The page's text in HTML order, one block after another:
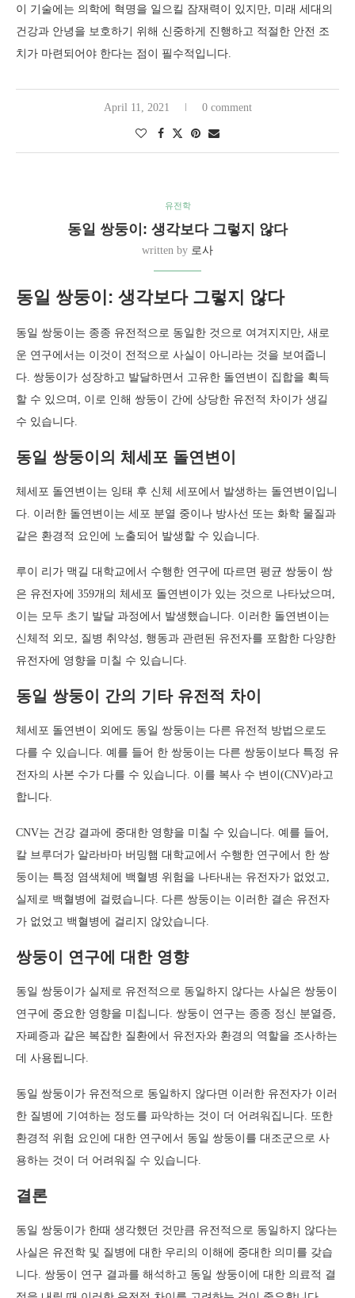
이 기술에는 의학에 혁명을 일으킬 잠재력이 있지만, 미래 세대의
건강과 안녕을 보호하기 위해 신중하게 진행하고 적절한 안전 조
치가 마련되어야 한다는 점이 필수적입니다.
April 11, 2021 0 comment
유전학
동일 쌍둥이: 생각보다 그렇지 않다
written by 로사
동일 쌍둥이: 생각보다 그렇지 않다
동일 쌍둥이는 종종 유전적으로 동일한 것으로 여겨지지만, 새로
운 연구에서는 이것이 전적으로 사실이 아니라는 것을 보여줍니
다. 쌍둥이가 성장하고 발달하면서 고유한 돌연변이 집합을 획득
할 수 있으며, 이로 인해 쌍둥이 간에 상당한 유전적 차이가 생길
수 있습니다.
동일 쌍둥이의 체세포 돌연변이
체세포 돌연변이는 잉태 후 신체 세포에서 발생하는 돌연변이입니
다. 이러한 돌연변이는 세포 분열 중이나 방사선 또는 화학 물질과
같은 환경적 요인에 노출되어 발생할 수 있습니다.
루이 리가 맥길 대학교에서 수행한 연구에 따르면 평균 쌍둥이 쌍
은 유전자에 359개의 체세포 돌연변이가 있는 것으로 나타났으며,
이는 모두 초기 발달 과정에서 발생했습니다. 이러한 돌연변이는
신체적 외모, 질병 취약성, 행동과 관련된 유전자를 포함한 다양한
유전자에 영향을 미칠 수 있습니다.
동일 쌍둥이 간의 기타 유전적 차이
체세포 돌연변이 외에도 동일 쌍둥이는 다른 유전적 방법으로도
다를 수 있습니다. 예를 들어 한 쌍둥이는 다른 쌍둥이보다 특정 유
전자의 사본 수가 다를 수 있습니다. 이를 복사 수 변이(CNV)라고
합니다.
CNV는 건강 결과에 중대한 영향을 미칠 수 있습니다. 예를 들어,
칼 브루더가 알라바마 버밍햄 대학교에서 수행한 연구에서 한 쌍
둥이는 특정 염색체에 백혈병 위험을 나타내는 유전자가 없었고,
실제로 백혈병에 걸렸습니다. 다른 쌍둥이는 이러한 결손 유전자
가 없었고 백혈병에 걸리지 않았습니다.
쌍둥이 연구에 대한 영향
동일 쌍둥이가 실제로 유전적으로 동일하지 않다는 사실은 쌍둥이
연구에 중요한 영향을 미칩니다. 쌍둥이 연구는 종종 정신 분열증,
자폐증과 같은 복잡한 질환에서 유전자와 환경의 역할을 조사하는
데 사용됩니다.
동일 쌍둥이가 유전적으로 동일하지 않다면 이러한 유전자가 이러
한 질병에 기여하는 정도를 파악하는 것이 더 어려워집니다. 또한
환경적 위험 요인에 대한 연구에서 동일 쌍둥이를 대조군으로 사
용하는 것이 더 어려워질 수 있습니다.
결론
동일 쌍둥이가 한때 생각했던 것만큼 유전적으로 동일하지 않다는
사실은 유전학 및 질병에 대한 우리의 이해에 중대한 의미를 갖습
니다. 쌍둥이 연구 결과를 해석하고 동일 쌍둥이에 대한 의료적 결